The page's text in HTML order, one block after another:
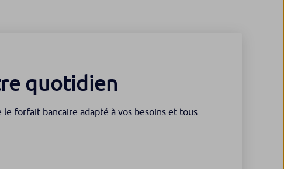
quotidien
le forfait bancaire adapté à vos besoins et tous